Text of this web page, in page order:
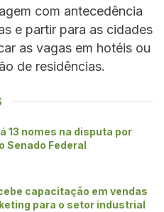
com antecedência
e partir para as cidades
as vagas em hotéis ou
de residências.
13 nomes na disputa por
Senado Federal
capacitação em vendas
para o setor industrial